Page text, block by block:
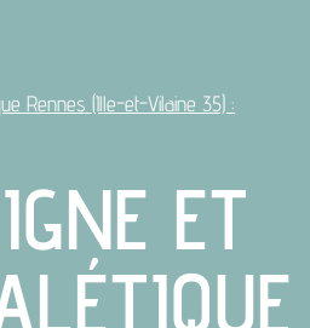
Rennes (Ille-et-Vilaine 35) :
ET